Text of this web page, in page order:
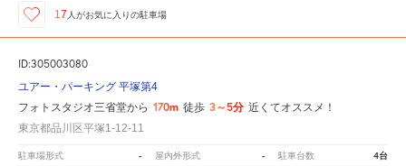
17 人がお気に入りの駐車場
ID:305003080
ユアー・パーキング 平塚第4
フォトスタジオ三省堂から 170m 徒歩 3～5分 近くてオススメ！
東京都品川区平塚1-12-11
駐車場形式 - 屋内外形式 - 駐車台数 4台